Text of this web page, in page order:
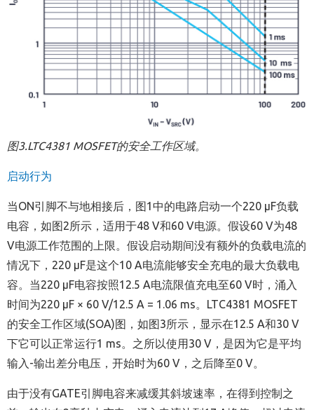
图3.LTC4381 MOSFET的安全工作区域。
启动行为
当ON引脚不与地相接后，图1中的电路启动一个220 µF负载
电容，如图2所示，适用于48 V和60 V电源。假设60 V为48
V电源工作范围的上限。假设启动期间没有额外的负载电流的
情况下，220 µF是这个10 A电流能够安全充电的最大负载电
容。当220 µF电容按照12.5 A电流限值充电至60 V时，涌入
时间为220 µF × 60 V/12.5 A = 1.06 ms。LTC4381 MOSFET
的安全工作区域(SOA)图，如图3所示，显示在12.5 A和30 V
下它可以正常运行1 ms。之所以使用30 V，是因为它是平均
输入-输出差分电压，开始时为60 V，之后降至0 V。
由于没有GATE引脚电容来减缓其斜坡速率，在得到控制之